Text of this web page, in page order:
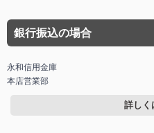
銀行振込の場合
永和信用金庫
本店営業部
詳しく